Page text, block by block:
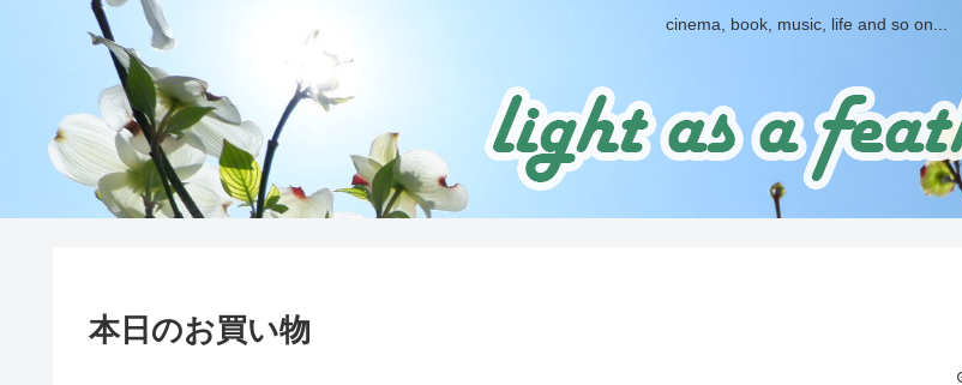
cinema, book, music, life and so on...
本日のお買い物